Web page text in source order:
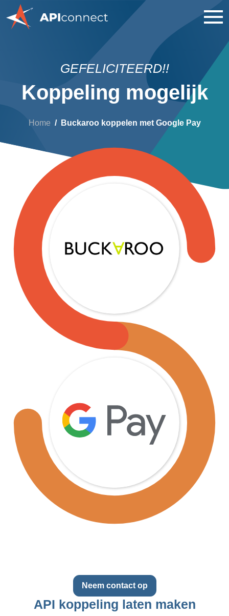
GEFELICITEERD!!
Koppeling mogelijk
Home Buckaroo koppelen met Google Pay
Neem contact op
API koppeling laten maken